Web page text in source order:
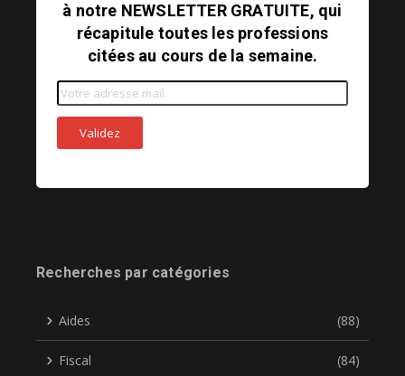
à notre NEWSLETTER GRATUITE, qui
récapitule toutes les professions
citées au cours de la semaine.
Recherches par catégories
Aides (88)
Fiscal (84)